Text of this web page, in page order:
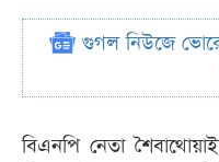
গুগল নিউজে
বিএনপি নেতা